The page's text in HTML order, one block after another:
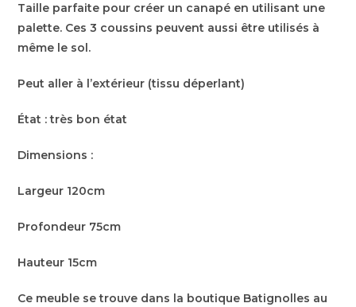
Taille parfaite pour créer un canapé en utilisant une
palette. Ces 3 coussins peuvent aussi être utilisés à
même le sol.
Peut aller à l’extérieur (tissu déperlant)
État : très bon état
Dimensions :
Largeur 120cm
Profondeur 75cm
Hauteur 15cm
Ce meuble se trouve dans la boutique Batignolles au